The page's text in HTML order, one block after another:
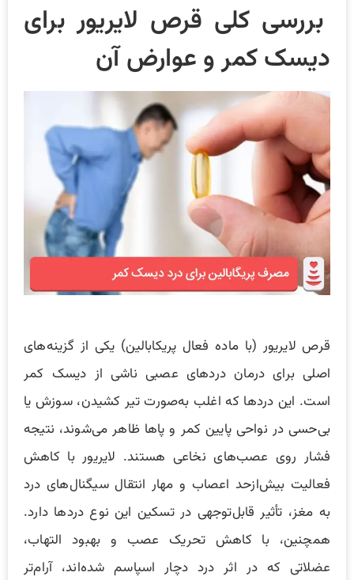
بررسی کلی قرص لایریور برای
دیسک کمر و عوارض آن
قرص لایریور (با ماده فعال پریکابالین) یکی از گزینه‌های
اصلی برای درمان دردهای عصبی ناشی از دیسک کمر
است. این دردها که اغلب به‌صورت تیر کشیدن، سوزش یا
بی‌حسی در نواحی پایین کمر و پاها ظاهر می‌شوند، نتیجه
فشار روی عصب‌های نخاعی هستند. لایریور با کاهش
فعالیت بیش‌ازحد اعصاب و مهار انتقال سیگنال‌های درد
به مغز، تأثیر قابل‌توجهی در تسکین این نوع دردها دارد.
همچنین، با کاهش تحریک عصب و بهبود التهاب،
عضلاتی که در اثر درد دچار اسپاسم شده‌اند، آرام‌تر